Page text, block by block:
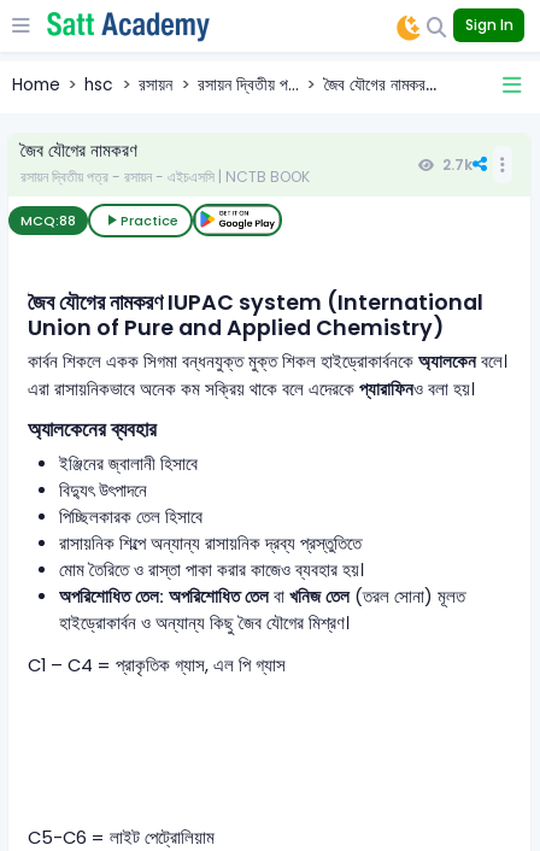
Sign In
Home hsc রসায়ন রসায়ন দ্বিতীয় প... জৈব যৌগের নামকর...
জৈব যৌগের নামকরণ
রসায়ন দ্বিতীয় পত্র - রসায়ন - এইচএসসি | NCTB BOOK
2.7k
MCQ:88 Practice
জৈব যৌগের নামকরণ IUPAC system (International
Union of Pure and Applied Chemistry)
কার্বন শিকলে একক সিগমা বন্ধনযুক্ত মুক্ত শিকল হাইড্রোকার্বনকেঅ্যালকেনবলে।
এরা রাসায়নিকভাবে অনেক কম সক্রিয় থাকে বলে এদেরকেপ্যারাফিনও বলা হয়।
অ্যালকেনের ব্যবহার
ইঞ্জিনের জ্বালানী হিসাবে
বিদ্যুৎ উৎপাদনে
পিচ্ছিলকারক তেল হিসাবে
রাসায়নিক শিল্পে অন্যান্য রাসায়নিক দ্রব্য প্রস্তুতিতে
মোম তৈরিতে ও রাস্তা পাকা করার কাজেও ব্যবহার হয়।
অপরিশোধিত তেল: অপরিশোধিত তেলবা খনিজ তেল(তরল সোনা) মূলত
হাইড্রোকার্বন ও অন্যান্য কিছু জৈব যৌগের মিশ্রণ।
C1 – C4 = প্রাকৃতিক গ্যাস, এল পি গ্যাস
C5-C6 = লাইট পেট্রোলিয়াম